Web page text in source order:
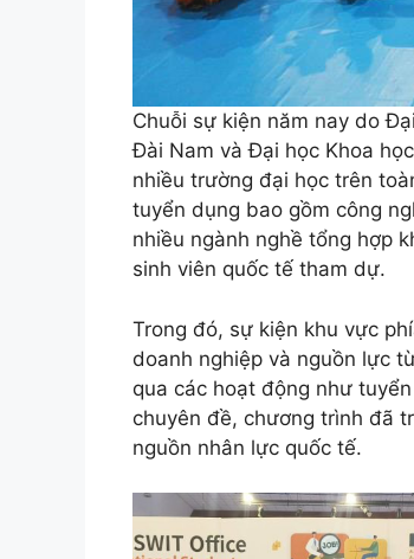
Chuỗi sự kiện năm nay do
Đài Nam và Đại học Khoa
nhiều trường đại học trên
tuyển dụng bao gồm công
nhiều ngành nghề tổng hợp
sinh viên quốc tế tham dự.
Trong đó, sự kiện khu vực
doanh nghiệp và nguồn lực
qua các hoạt động như
chuyên đề, chương trình đã
nguồn nhân lực quốc tế.